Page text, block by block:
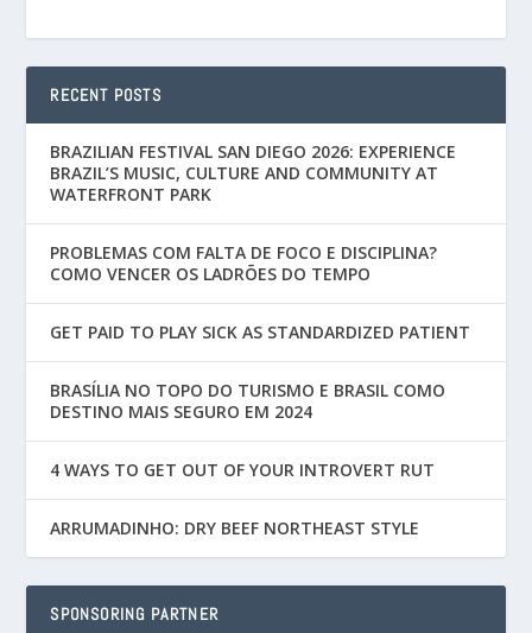
RECENT POSTS
BRAZILIAN FESTIVAL SAN DIEGO 2026: EXPERIENCE
BRAZIL’S MUSIC, CULTURE AND COMMUNITY AT
WATERFRONT PARK
PROBLEMAS COM FALTA DE FOCO E DISCIPLINA?
COMO VENCER OS LADRÕES DO TEMPO
GET PAID TO PLAY SICK AS STANDARDIZED PATIENT
BRASÍLIA NO TOPO DO TURISMO E BRASIL COMO
DESTINO MAIS SEGURO EM 2024
4 WAYS TO GET OUT OF YOUR INTROVERT RUT
ARRUMADINHO: DRY BEEF NORTHEAST STYLE
SPONSORING PARTNER